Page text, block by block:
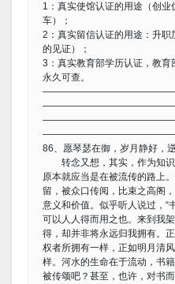
1：真实使馆认证的用途（创
车）；
2：真实留信认证的用途：升
的见证）；
3：真实教育部学历认证，教
永久可查。
86、愿琴瑟在御，岁月静好，
转念又想，其实，作为知识
原本就应当是在被流传的路上
留，被众口传阅，比束之高阁
意义和价值。似乎听人说过，“
可以人人得而用之也。来到我
得，却并非将永远归我拥有。
权者所拥有一样，正如明月清
样。河水的生命在于流动，书
被传颂吧？甚至，也许，对书